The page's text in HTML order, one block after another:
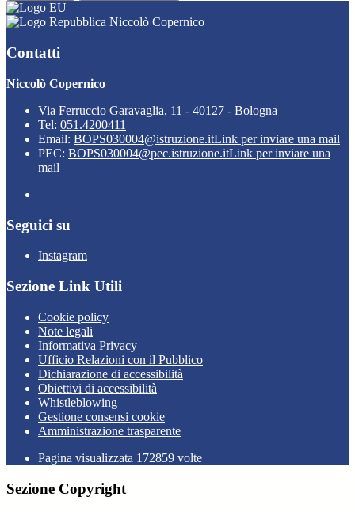
Niccolò Copernico
Contatti
Niccolò Copernico
Via Ferruccio Garavaglia, 11 - 40127 - Bologna
Tel: 051.4200411
Email: BOPS030004@istruzione.itLink per inviare una mail
PEC: BOPS030004@pec.istruzione.itLink per inviare una
mail
Seguici su
Instagram
Sezione Link Utili
Cookie policy
Note legali
Informativa Privacy
Ufficio Relazioni con il Pubblico
Dichiarazione di accessibilità
Obiettivi di accessibilità
Whistleblowing
Gestione consensi cookie
Amministrazione trasparente
Pagina visualizzata 172859 volte
Sezione Copyright